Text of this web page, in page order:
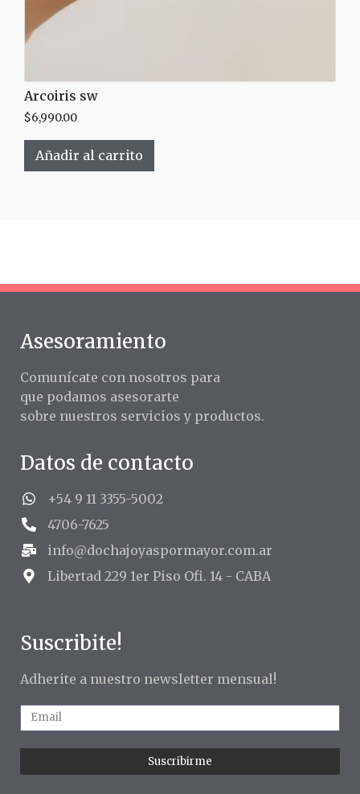
Arcoiris sw
$6,990.00
Añadir al carrito
Asesoramiento
Comunícate con nosotros para
que podamos asesorarte
sobre nuestros servicios y productos.
Datos de contacto
+54 9 11 3355-5002
4706-7625
info@dochajoyaspormayor.com.ar
Libertad 229 1er Piso Ofi. 14 - CABA
Suscribite!
Adherite a nuestro newsletter mensual!
Suscribirme